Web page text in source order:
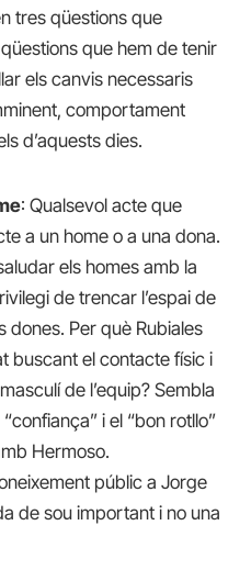
tres qüestions que
que hem de tenir
els canvis necessaris
comportament
d’aquests dies.
: Qualsevol acte que
a un home o a una dona.
els homes amb la
de trencar l’espai de
dones. Per què Rubiales
buscant el contacte físic i
de l’equip? Sembla
i el “bon rotllo”
Hermoso.
públic a Jorge
de sou important i no una